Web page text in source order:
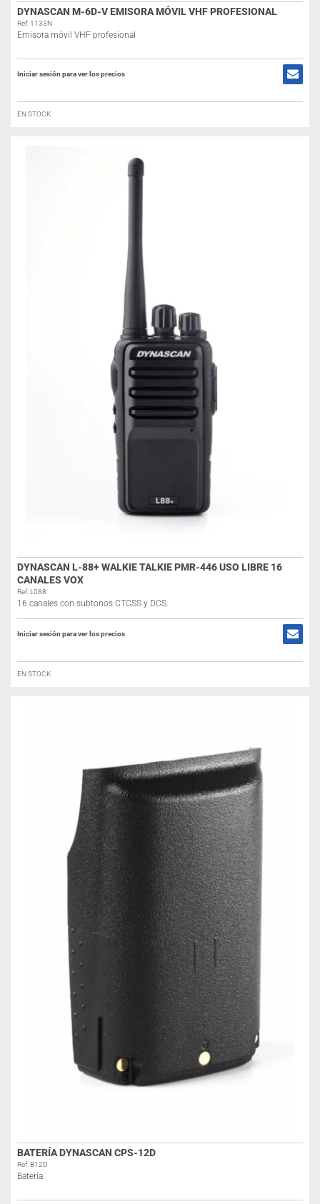
DYNASCAN M-6D-V EMISORA MÓVIL VHF PROFESIONAL
Ref: 1133N
Emisora móvil VHF profesional
Iniciar sesión para ver los precios
EN STOCK
DYNASCAN L-88+ WALKIE TALKIE PMR-446 USO LIBRE 16
CANALES VOX
Ref: L088
16 canales con subtonos CTCSS y DCS.
Iniciar sesión para ver los precios
EN STOCK
BATERÍA DYNASCAN CPS-12D
Ref: B12D
Batería